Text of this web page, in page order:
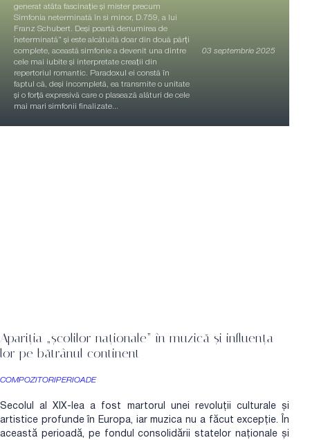
generat atâta fascinație și mister precum
Simfonia neterminată în si minor, D.759, a lui
Franz Schubert. Deși poartă denumirea de
„neterminată” și este alcătuită doar din două părți
complete, această simfonie a devenit una dintre
cele mai iubite și interpretate creații din
repertoriul romantic. Paradoxul ei constă în
faptul că, deși incompletă, ea transmite o unitate
și o forță expresivă care o plasează alături de cele
mai mari simfonii finalizate...
03 septembrie 2025
Apariția „școlilor naționale” în muzică și influența
lor pe bătrânul continent
COMPOZITORIPERIOADE
Secolul al XIX-lea a fost martorul unei revoluții culturale și
artistice profunde în Europa, iar muzica nu a făcut excepție. În
această perioadă, pe fondul consolidării statelor naționale și